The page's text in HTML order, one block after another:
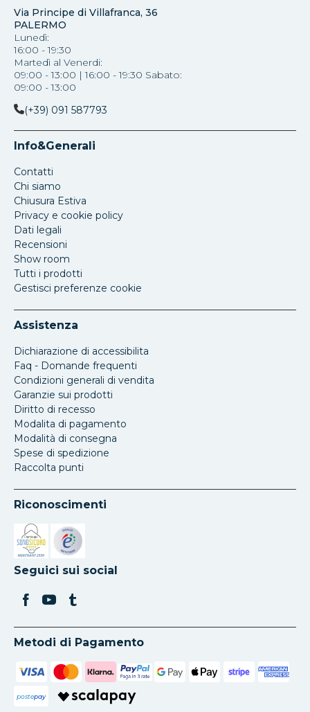
Via Principe di Villafranca, 36
PALERMO
Lunedì:
16:00 - 19:30
Martedì al Venerdi:
09:00 - 13:00 | 16:00 - 19:30 Sabato:
09:00 - 13:00
(+39) 091 587793
Info&Generali
Contatti
Chi siamo
Chiusura Estiva
Privacy e cookie policy
Dati legali
Recensioni
Show room
Tutti i prodotti
Gestisci preferenze cookie
Assistenza
Dichiarazione di accessibilita
Faq - Domande frequenti
Condizioni generali di vendita
Garanzie sui prodotti
Diritto di recesso
Modalita di pagamento
Modalità di consegna
Spese di spedizione
Raccolta punti
Riconoscimenti
Si apre in una nuova scheda
Si apre in una nuova scheda
Seguici sui social
Metodi di Pagamento
postepay